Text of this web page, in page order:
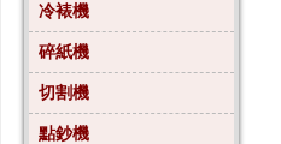
冷裱機
碎紙機
切割機
點鈔機